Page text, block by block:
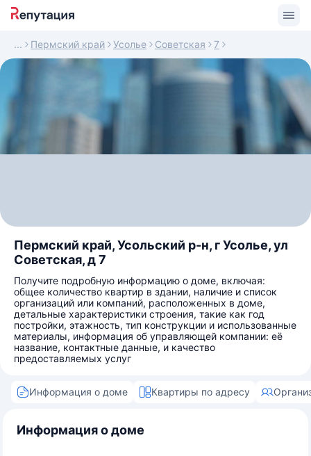
Пермский край Усолье Советская 7
Пермский край, Усольский р-н, г Усолье, ул
Советская, д 7
Получите подробную информацию о доме, включая:
общее количество квартир в здании, наличие и список
организаций или компаний, расположенных в доме,
детальные характеристики строения, такие как год
постройки, этажность, тип конструкции и использованные
материалы, информация об управляющей компании: её
название, контактные данные, и качество
предоставляемых услуг
Информация о доме Квартиры по адресу
Информация о доме